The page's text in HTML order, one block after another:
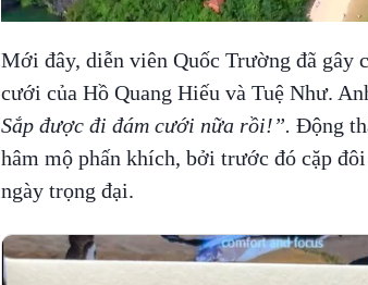
Mới đây, diễn viên Quốc Trường đã gây
cưới của Hồ Quang Hiếu và Tuệ Như.
Sắp được đi đám cưới nữa rồi!”. Động
hâm mộ phấn khích, bởi trước đó cặp
ngày trọng đại.